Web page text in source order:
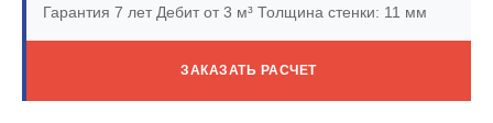
Гарантия 7 летДебит от 3 м³ Толщина стенки: 11 мм
ЗАКАЗАТЬ РАСЧЕТ